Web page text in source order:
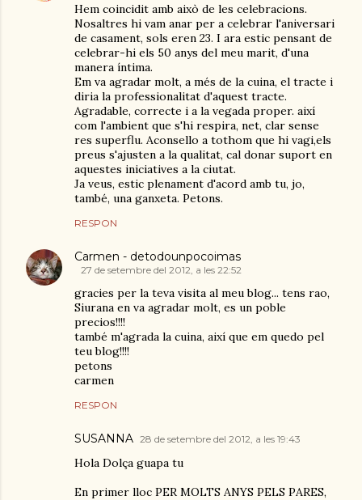
Hem coincidit amb això de les celebracions.
Nosaltres hi vam anar per a celebrar l'aniversari
de casament, sols eren 23. I ara estic pensant de
celebrar-hi els 50 anys del meu marit, d'una
manera íntima.
Em va agradar molt, a més de la cuina, el tracte i
diria la professionalitat d'aquest tracte.
Agradable, correcte i a la vegada proper. així
com l'ambient que s'hi respira, net, clar sense
res superflu. Aconsello a tothom que hi vagi,els
preus s'ajusten a la qualitat, cal donar suport en
aquestes iniciatives a la ciutat.
Ja veus, estic plenament d'acord amb tu, jo,
també, una ganxeta. Petons.
RESPON
Carmen - detodounpocoimas
27 de setembre del 2012, a les 22:52
gracies per la teva visita al meu blog... tens rao,
Siurana en va agradar molt, es un poble
precios!!!!
també m'agrada la cuina, així que em quedo pel
teu blog!!!!
petons
carmen
RESPON
SUSANNA 28 de setembre del 2012, a les 19:43
Hola Dolça guapa tu
En primer lloc PER MOLTS ANYS PELS PARES,